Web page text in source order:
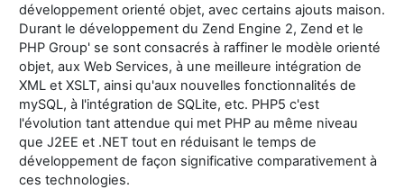
développement orienté objet, avec certains ajouts maison.
Durant le développement du Zend Engine 2, Zend et le
PHP Group' se sont consacrés à raffiner le modèle orienté
objet, aux Web Services, à une meilleure intégration de
XML et XSLT, ainsi qu'aux nouvelles fonctionnalités de
mySQL, à l'intégration de SQLite, etc. PHP5 c'est
l'évolution tant attendue qui met PHP au même niveau
que J2EE et .NET tout en réduisant le temps de
développement de façon significative comparativement à
ces technologies.